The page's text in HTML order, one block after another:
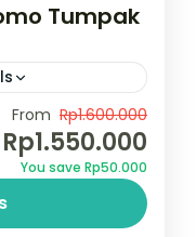
Tumpak
Timur dengan
Bromo,Air
Kota
culture dan
,Kota
From Rp1.600.000
Rp1.550.000
You save Rp50.000